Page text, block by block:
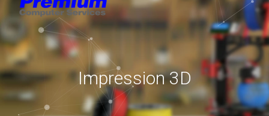
Impression 3D